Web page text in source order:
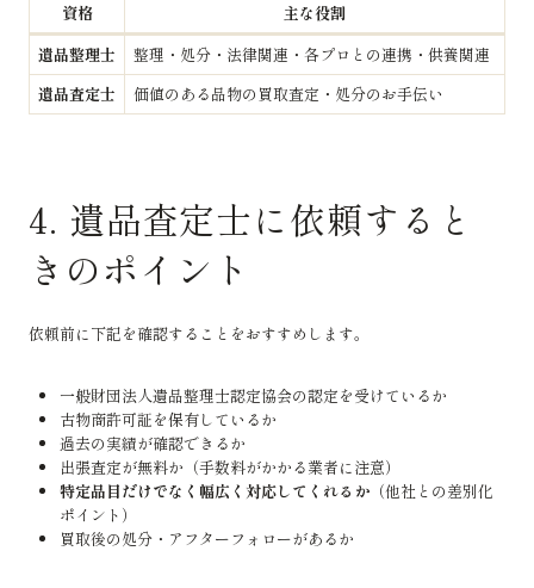
資格
主な役割
遺品整理士
整理・処分・法律関連・各プロとの連携・供養関連
遺品査定士
価値のある品物の買取査定・処分のお手伝い
4. 遺品査定士に依頼すると
きのポイント
依頼前に下記を確認することをおすすめします。
一般財団法人遺品整理士認定協会の認定を受けているか
古物商許可証を保有しているか
過去の実績が確認できるか
出張査定が無料か（手数料がかかる業者に注意）
特定品目だけでなく幅広く対応してくれるか （他社との差別化
ポイント）
買取後の処分・アフターフォローがあるか